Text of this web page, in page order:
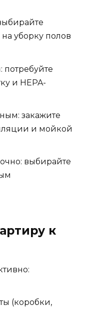
уборку полов
потребуйте
и HEPA-
закажите
и мойкой
выбирайте
к
(коробки,